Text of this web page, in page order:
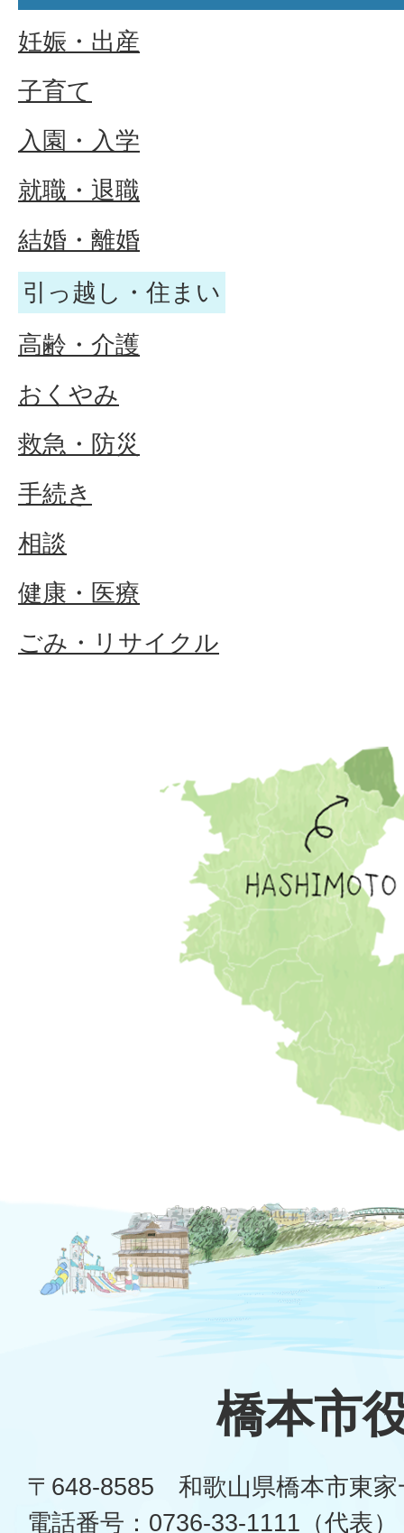
妊娠・出産
子育て
入園・入学
就職・退職
結婚・離婚
引っ越し・住まい
高齢・介護
おくやみ
救急・防災
手続き
相談
健康・医療
ごみ・リサイクル
橋本市
〒648-8585 和歌山県橋本市東家
電話番号：0736-33-1111（代表）